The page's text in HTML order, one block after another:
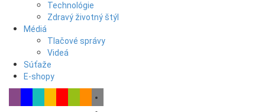
Technológie
Zdravý životný štýl
Médiá
Tlačové správy
Videá
Súťaže
E-shopy